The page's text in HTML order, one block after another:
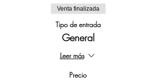
Venta finalizada
Tipo de entrada
General
Leer más
Precio